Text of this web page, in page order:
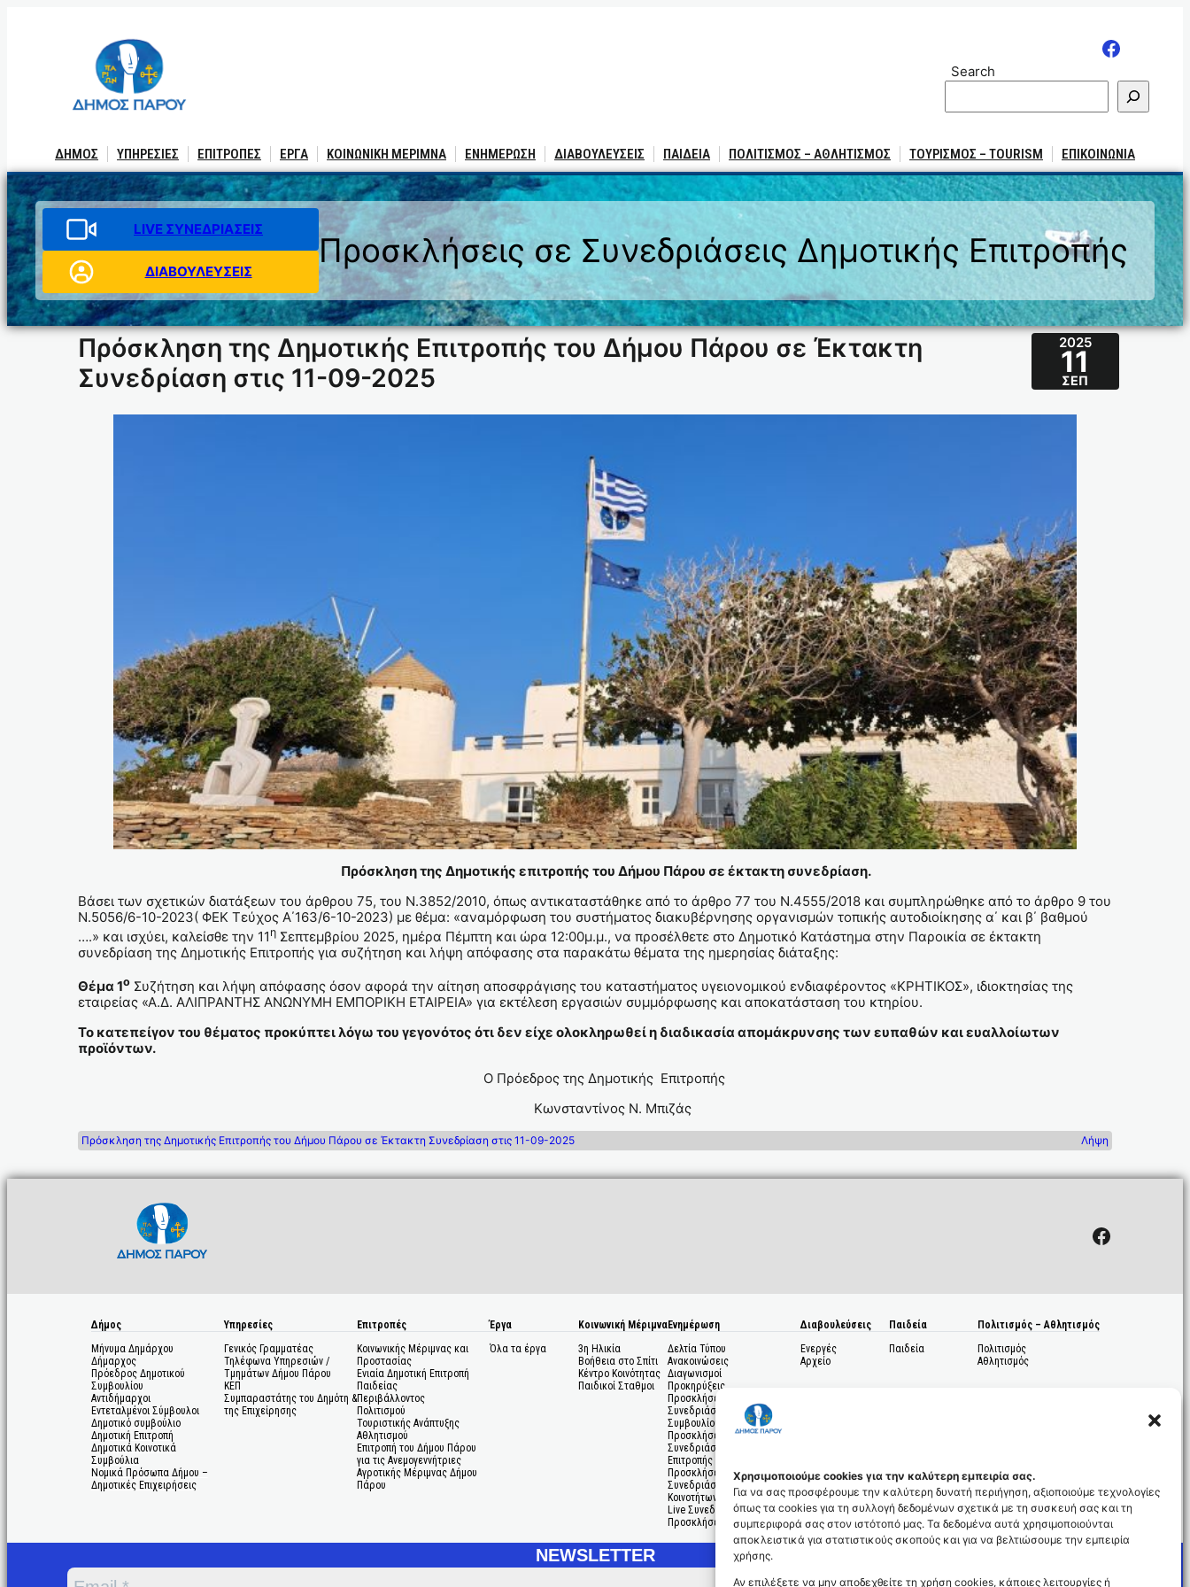
Χρησιμοποιούμε cookies για την καλύτερη εμπειρία σας.
Για να σας προσφέρουμε την καλύτερη δυνατή περιήγηση, αξιοποιούμε τεχνολογίες
όπως τα cookies για τη συλλογή δεδομένων σχετικά με τη συσκευή σας και τη
συμπεριφορά σας στον ιστότοπό μας. Τα δεδομένα αυτά χρησιμοποιούνται
αποκλειστικά για στατιστικούς σκοπούς και για να βελτιώσουμε την εμπειρία
χρήσης.
Αν επιλέξετε να μην αποδεχθείτε τη χρήση cookies, κάποιες λειτουργίες ή
Search
ΔΗΜΟΣ ΥΠΗΡΕΣΙΕΣ ΕΠΙΤΡΟΠΕΣ ΕΡΓΑ ΚΟΙΝΩΝΙΚΗ ΜΕΡΙΜΝΑ ΕΝΗΜΕΡΩΣΗ ΔΙΑΒΟΥΛΕΥΣΕΙΣ ΠΑΙΔΕΙΑ ΠΟΛΙΤΙΣΜΟΣ – ΑΘΛΗΤΙΣΜΟΣ ΤΟΥΡΙΣΜΟΣ – TOURISM ΕΠΙΚΟΙΝΩΝΙΑ
LIVE ΣΥΝΕΔΡΙΑΣΕΙΣ
ΔΙΑΒΟΥΛΕΥΣΕΙΣ
Προσκλήσεις σε Συνεδριάσεις Δημοτικής Επιτροπής
Πρόσκληση της Δημοτικής Επιτροπής του Δήμου Πάρου σε Έκτακτη
Συνεδρίαση στις 11-09-2025
2025
11
ΣΕΠ
Πρόσκληση της Δημοτικής επιτροπής του Δήμου Πάρου σε έκτακτη συνεδρίαση.
Βάσει των σχετικών διατάξεων του άρθρου 75, του Ν.3852/2010, όπως αντικαταστάθηκε από το άρθρο 77 του Ν.4555/2018 και συμπληρώθηκε από το άρθρο 9 του
Ν.5056/6-10-2023( ΦΕΚ Τεύχος Α΄163/6-10-2023) με θέμα: «αναμόρφωση του συστήματος διακυβέρνησης οργανισμών τοπικής αυτοδιοίκησης α΄ και β΄ βαθμού
….» και ισχύει, καλείσθε την 11 η Σεπτεμβρίου 2025, ημέρα Πέμπτη και ώρα 12:00μ.μ., να προσέλθετε στο Δημοτικό Κατάστημα στην Παροικία σε έκτακτη
συνεδρίαση της Δημοτικής Επιτροπής για συζήτηση και λήψη απόφασης στα παρακάτω θέματα της ημερησίας διάταξης:
Θέμα 1ο Συζήτηση και λήψη απόφασης όσον αφορά την αίτηση αποσφράγισης του καταστήματος υγειονομικού ενδιαφέροντος «ΚΡΗΤΙΚΟΣ», ιδιοκτησίας της
εταιρείας «Α.Δ. ΑΛΙΠΡΑΝΤΗΣ ΑΝΩΝΥΜΗ ΕΜΠΟΡΙΚΗ ΕΤΑΙΡΕΙΑ» για εκτέλεση εργασιών συμμόρφωσης και αποκατάσταση του κτηρίου.
Το κατεπείγον του θέματος προκύπτει λόγω του γεγονότος ότι δεν είχε ολοκληρωθεί η διαδικασία απομάκρυνσης των ευπαθών και ευαλλοίωτων
προϊόντων.
Ο Πρόεδρος της Δημοτικής Επιτροπής
Κωνσταντίνος Ν. Μπιζάς
Πρόσκληση της Δημοτικής Επιτροπής του Δήμου Πάρου σε Έκτακτη Συνεδρίαση στις 11-09-2025 Λήψη
Facebook
Δήμος
Μήνυμα Δημάρχου
Δήμαρχος
Πρόεδρος Δημοτικού
Συμβουλίου
Αντιδήμαρχοι
Εντεταλμένοι Σύμβουλοι
Δημοτικό συμβούλιο
Δημοτική Επιτροπή
Δημοτικά Κοινοτικά
Συμβούλια
Νομικά Πρόσωπα Δήμου –
Δημοτικές Επιχειρήσεις
Υπηρεσίες
Γενικός Γραμματέας
Τηλέφωνα Υπηρεσιών /
Τμημάτων Δήμου Πάρου
ΚΕΠ
Συμπαραστάτης του Δημότη &
της Επιχείρησης
Επιτροπές
Κοινωνικής Μέριμνας και
Προστασίας
Ενιαία Δημοτική Επιτροπή
Παιδείας
Περιβάλλοντος
Πολιτισμού
Τουριστικής Ανάπτυξης
Αθλητισμού
Επιτροπή του Δήμου Πάρου
για τις Ανεμογεννήτριες
Αγροτικής Μέριμνας Δήμου
Πάρου
Έργα
Όλα τα έργα
Κοινωνική Μέριμνα
3η Ηλικία
Βοήθεια στο Σπίτι
Κέντρο Κοινότητας
Παιδικοί Σταθμοι
Ενημέρωση
Δελτία Τύπου
Ανακοινώσεις
Διαγωνισμοί
Προκηρύξεις
Προσκλήσεις σε
Συνεδριάσεις Δημοτικού
Συμβουλίου
Προσκλήσεις σε
Συνεδριάσεις Δημοτικής
Επιτροπής
Προσκλήσεις σε
Συνεδριάσεις Δημοτικών
Κοινοτήτων
Live Συνεδριάσεις
Προσκλήσεις Ενδιαφέροντος
Διαβουλεύσεις
Ενεργές
Αρχείο
Παιδεία
Παιδεία
Πολιτισμός – Αθλητισμός
Πολιτισμός
Αθλητισμός
NEWSLETTER